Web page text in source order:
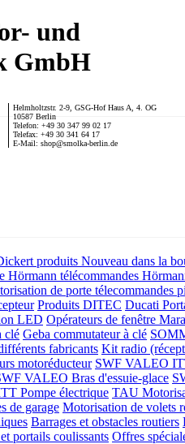
und
GmbH
Helmholtzstr. 2-9, GSG-Hof Haus A, 4. OG
10587 Berlin
Telefon: +49 30 347 99 02 17
Telefax: +49 30 341 64 17
E-Mail: shop@smolka-berlin.de
produits Nouveau dans la
Hörmann télécommandes
de porte télecommandes
Produits DITEC Ducati
LED Opérateurs de fenêtre
clé Geba commutateur à clé
fabricants Kit radio
motoréducteur SWF VALEO
VALEO Bras d'essuie-glace
Pompe électrique TAU
de garage Motorisation de volets
Barrages et obstacles routiers
portails coulissants Offres